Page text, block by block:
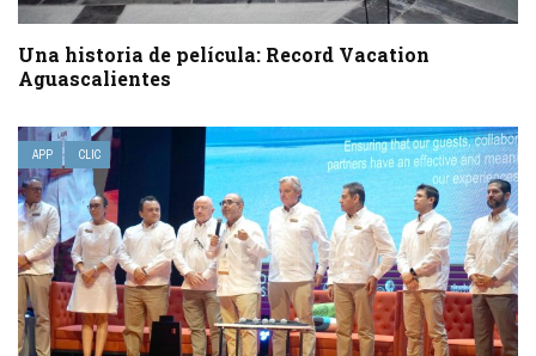
Una historia de película: Record Vacation
Aguascalientes
APP CLIC